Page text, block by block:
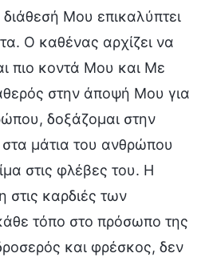
Μου επικαλύπτει
Ο καθένας αρχίζει να
πιο κοντά Μου και Με
στην άποψή Μου για
δοξάζομαι στην
μάτια του ανθρώπου
στις φλέβες του. Η
καρδιές των
τόπο στο πρόσωπο της
και φρέσκος, δεν